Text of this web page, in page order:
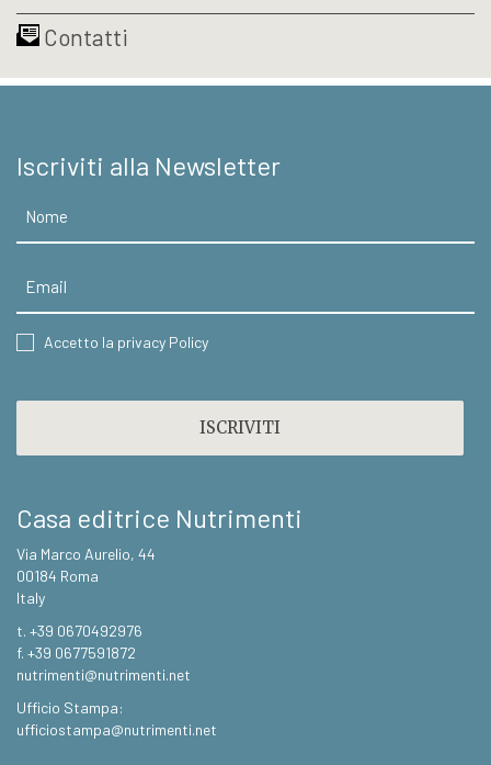
Contatti
Iscriviti alla Newsletter
CONSENT
Accetto la privacy Policy
Casa editrice Nutrimenti
Via Marco Aurelio, 44
00184 Roma
Italy
t. +39 0670492976
f. +39 0677591872
nutrimenti@nutrimenti.net
Ufficio Stampa:
ufficiostampa@nutrimenti.net